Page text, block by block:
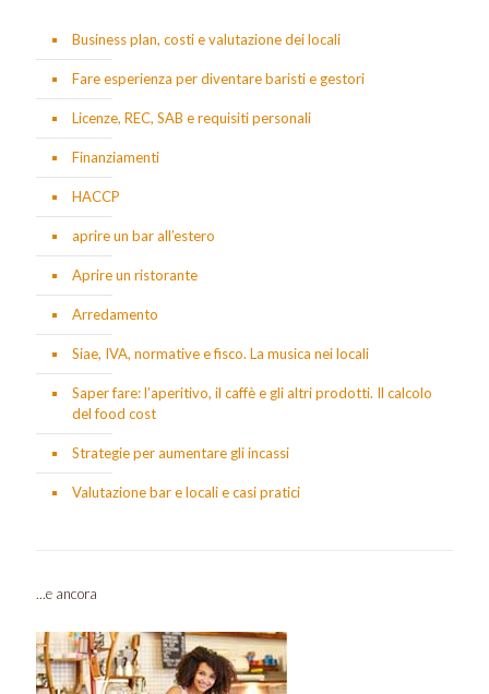
Business plan, costi e valutazione dei locali
Fare esperienza per diventare baristi e gestori
Licenze, REC, SAB e requisiti personali
Finanziamenti
HACCP
aprire un bar all’estero
Aprire un ristorante
Arredamento
Siae, IVA, normative e fisco. La musica nei locali
Saper fare: l’aperitivo, il caffè e gli altri prodotti. Il calcolo
del food cost
Strategie per aumentare gli incassi
Valutazione bar e locali e casi pratici
...e ancora